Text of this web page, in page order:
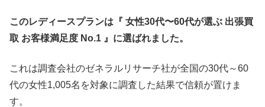
このレディースプランは『 女性30代〜60代が選ぶ 出張買
取 お客様満足度 No.1 』に選ばれました。
これは調査会社のゼネラルリサーチ社が全国の30代～60
代の女性1,005名を対象に調査した結果で信頼が置けま
す。